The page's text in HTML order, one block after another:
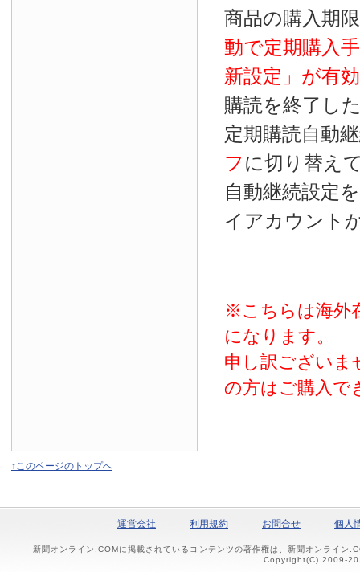
商品の購入期
動で定期購入
新設定」が有効
購読を終了し
定期購読自動
フ に切り替え
自動継続設定
イアカウント
※こちらは海外
になります。
申し訳ございま
の方はご購入で
↑このページのトップへ
運営会社 利用規約 お問合せ 個人
新聞オンライン.COMに掲載されているコンテンツの著作権は、新聞オンライン
Copyright(C) 2009-